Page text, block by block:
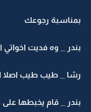
رجوعك
_ وه فديت اخواتي انا
_ طيب طيب اصلا
_ قام يخبطها على